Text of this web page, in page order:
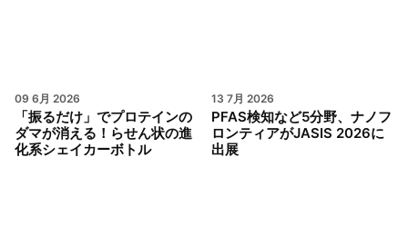
09 6月 2026
「振るだけ」でプロテインの
ダマが消える！らせん状の進
化系シェイカーボトル
13 7月 2026
PFAS検知など5分野、ナノフ
ロンティアがJASIS 2026に
出展